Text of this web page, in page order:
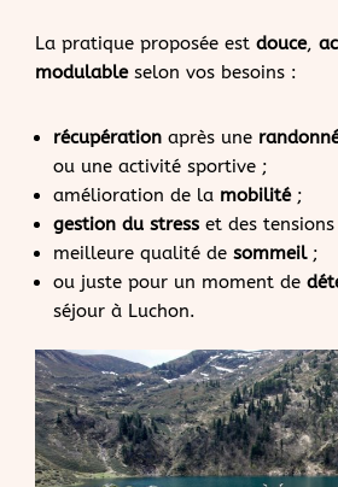
La pratique proposée est douce,
modulableselon vos besoins :
récupérationaprès une
ou une activité sportive ;
amélioration de la mobilité;
gestion du stresset des tensions
meilleure qualité de sommeil;
ou juste pour un moment de
séjour à Luchon.